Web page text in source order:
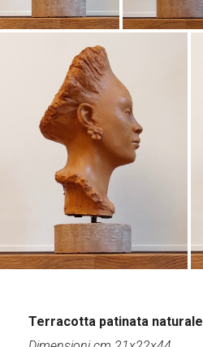
Terracotta patinata naturale